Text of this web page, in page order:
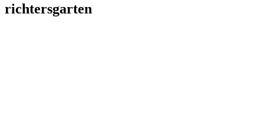
richtersgarten